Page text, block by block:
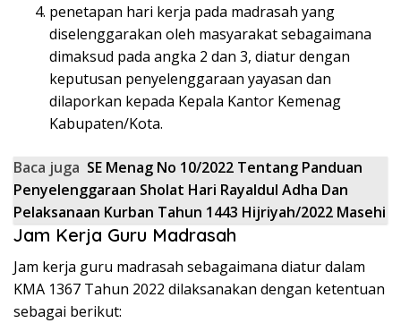
penetapan hari kerja pada madrasah yang
diselenggarakan oleh masyarakat sebagaimana
dimaksud pada angka 2 dan 3, diatur dengan
keputusan penyelenggaraan yayasan dan
dilaporkan kepada Kepala Kantor Kemenag
Kabupaten/Kota.
Baca juga SE Menag No 10/2022 Tentang Panduan
Penyelenggaraan Sholat Hari RayaIdul Adha Dan
Pelaksanaan Kurban Tahun 1443 Hijriyah/2022 Masehi
Jam Kerja Guru Madrasah
Jam kerja guru madrasah sebagaimana diatur dalam
KMA 1367 Tahun 2022 dilaksanakan dengan ketentuan
sebagai berikut: